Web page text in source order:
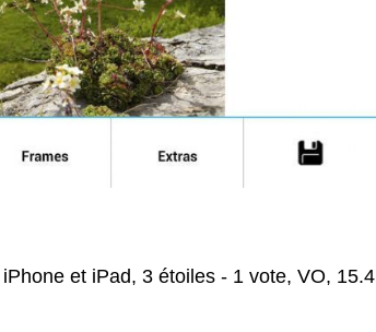
et iPad, 3 étoiles - 1 vote, VO, 15.4